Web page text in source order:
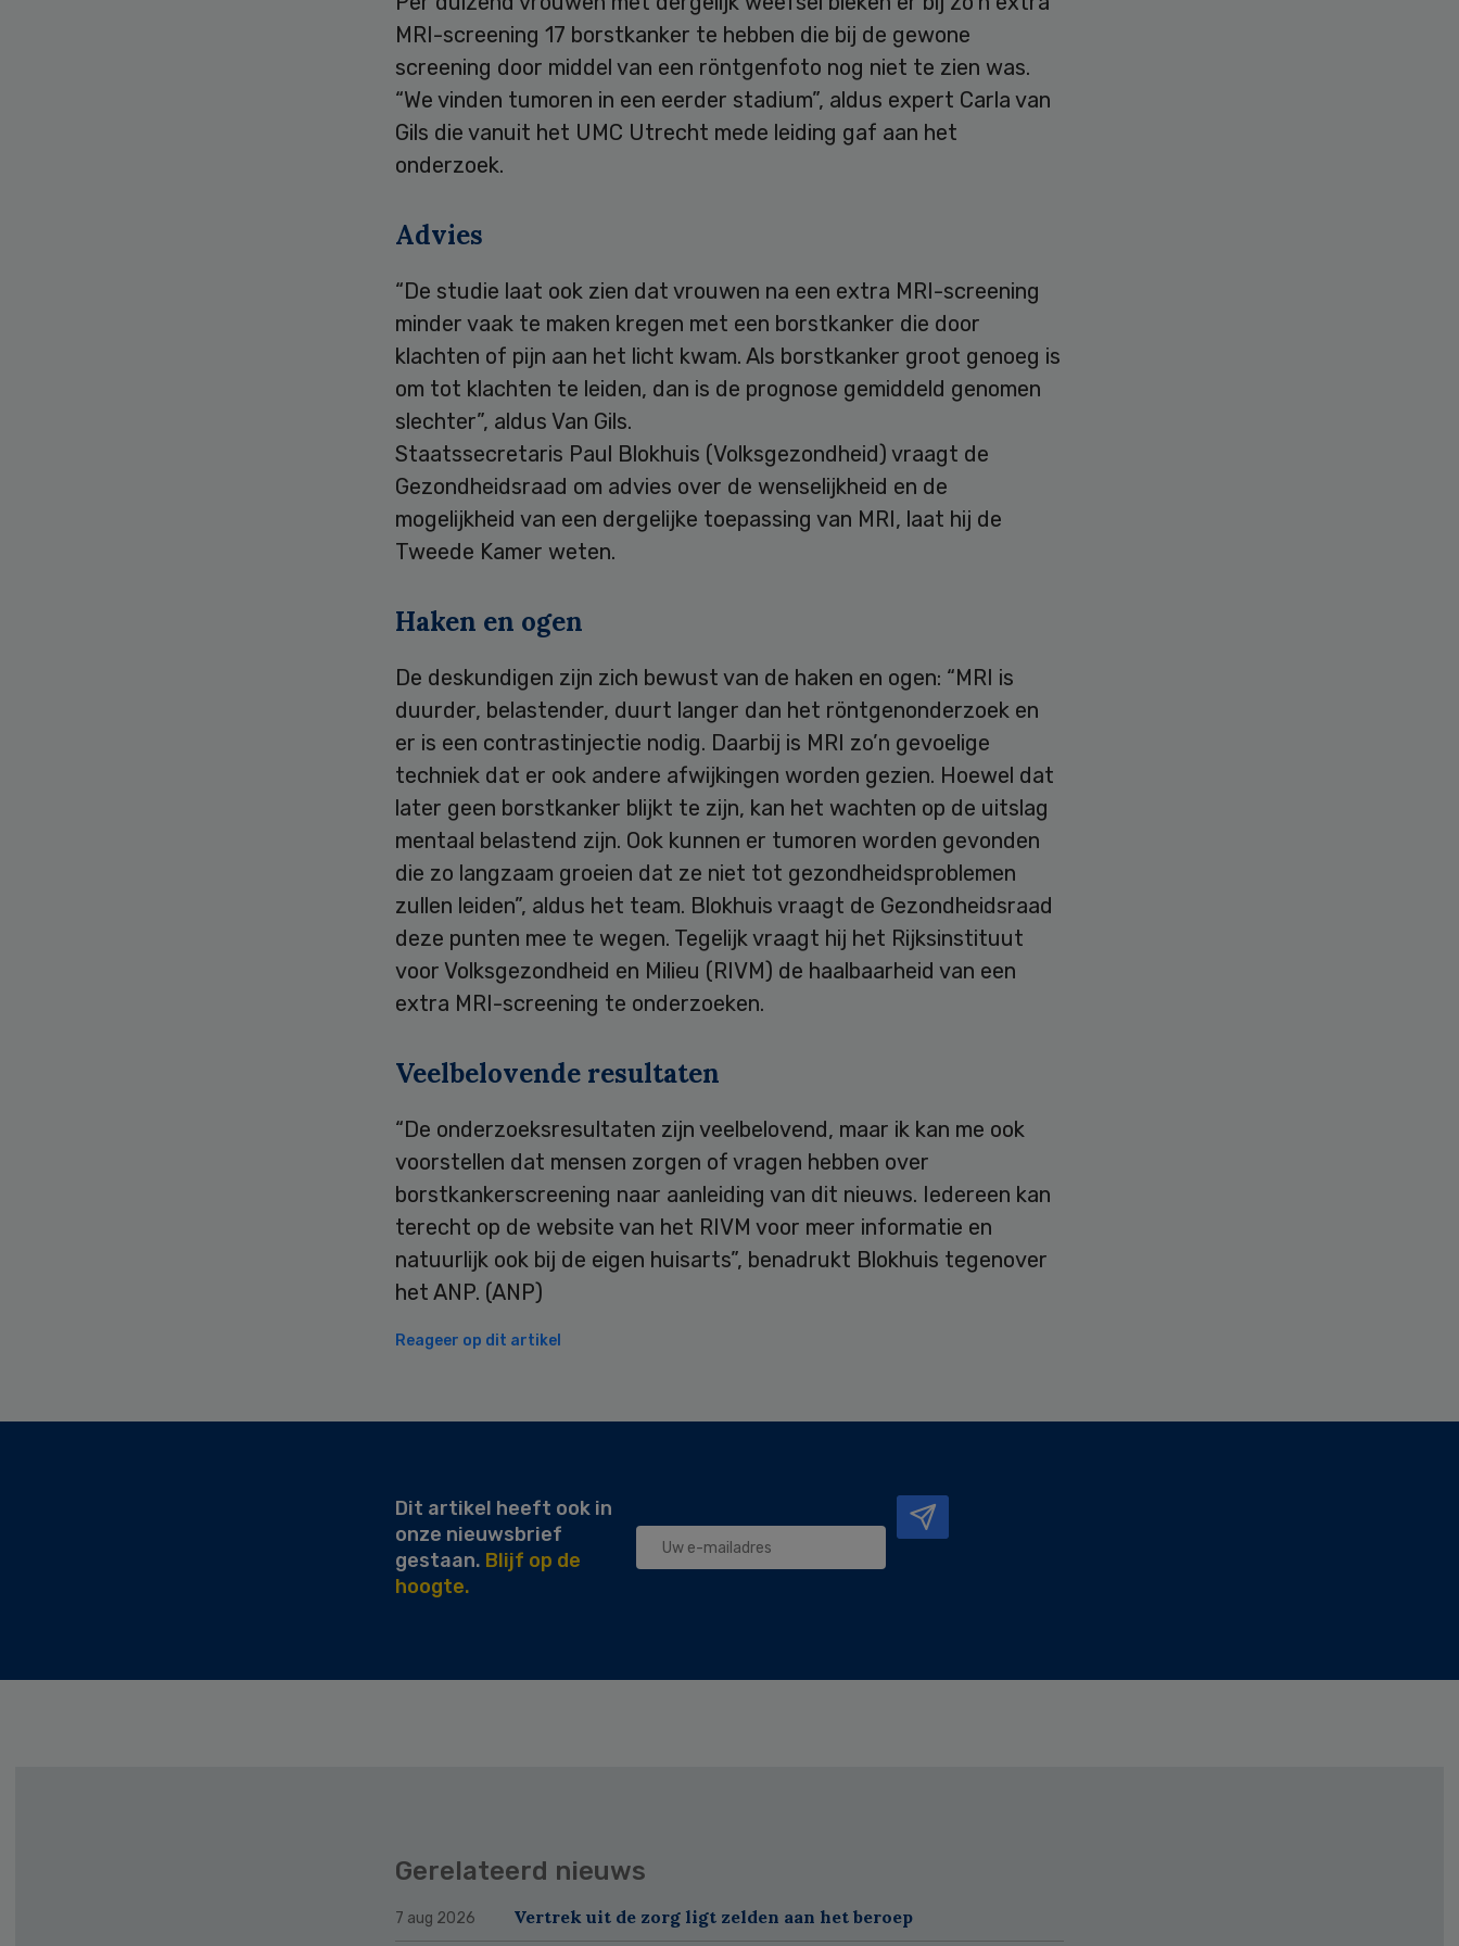
MRI-screening 17 borstkanker te hebben die bij de gewone
screening door middel van een röntgenfoto nog niet te zien was.
“We vinden tumoren in een eerder stadium”, aldus expert Carla van
Gils die vanuit het UMC Utrecht mede leiding gaf aan het
onderzoek.
Advies
“De studie laat ook zien dat vrouwen na een extra MRI-screening
minder vaak te maken kregen met een borstkanker die door
klachten of pijn aan het licht kwam. Als borstkanker groot genoeg is
om tot klachten te leiden, dan is de prognose gemiddeld genomen
slechter”, aldus Van Gils.
Staatssecretaris Paul Blokhuis (Volksgezondheid) vraagt de
Gezondheidsraad om advies over de wenselijkheid en de
mogelijkheid van een dergelijke toepassing van MRI, laat hij de
Tweede Kamer weten.
Haken en ogen
De deskundigen zijn zich bewust van de haken en ogen: “MRI is
duurder, belastender, duurt langer dan het röntgenonderzoek en
er is een contrastinjectie nodig. Daarbij is MRI zo’n gevoelige
techniek dat er ook andere afwijkingen worden gezien. Hoewel dat
later geen borstkanker blijkt te zijn, kan het wachten op de uitslag
mentaal belastend zijn. Ook kunnen er tumoren worden gevonden
die zo langzaam groeien dat ze niet tot gezondheidsproblemen
zullen leiden”, aldus het team. Blokhuis vraagt de Gezondheidsraad
deze punten mee te wegen. Tegelijk vraagt hij het Rijksinstituut
voor Volksgezondheid en Milieu (RIVM) de haalbaarheid van een
extra MRI-screening te onderzoeken.
Veelbelovende resultaten
“De onderzoeksresultaten zijn veelbelovend, maar ik kan me ook
voorstellen dat mensen zorgen of vragen hebben over
borstkankerscreening naar aanleiding van dit nieuws. Iedereen kan
terecht op de website van het RIVM voor meer informatie en
natuurlijk ook bij de eigen huisarts”, benadrukt Blokhuis tegenover
het ANP. (ANP)
Reageer op dit artikel
Secondary
Dit artikel heeft ook in
onze nieuwsbrief
gestaan. Blijf op de
hoogte.
Gerelateerd nieuws
7 aug 2026 Vertrek uit de zorg ligt zelden aan het beroep